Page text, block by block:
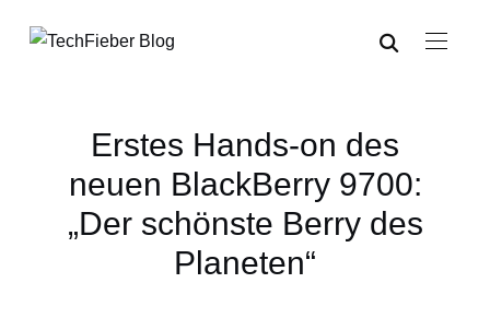
Erstes Hands-on des
neuen BlackBerry 9700:
„Der schönste Berry des
Planeten“